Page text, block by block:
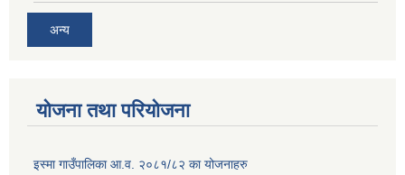
अन्य
योजना तथा परियोजना
इस्मा गाउँपालिका आ.व. २०८१/८२ का योजनाहरु